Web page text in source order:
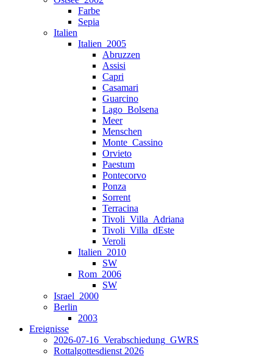
Farbe
Sepia
Italien
Italien_2005
Abruzzen
Assisi
Capri
Casamari
Guarcino
Lago_Bolsena
Meer
Menschen
Monte_Cassino
Orvieto
Paestum
Pontecorvo
Ponza
Sorrent
Terracina
Tivoli_Villa_Adriana
Tivoli_Villa_dEste
Veroli
Italien_2010
SW
Rom_2006
SW
Israel_2000
Berlin
2003
Ereignisse
2026-07-16_Verabschiedung_GWRS
Rottalgottesdienst 2026